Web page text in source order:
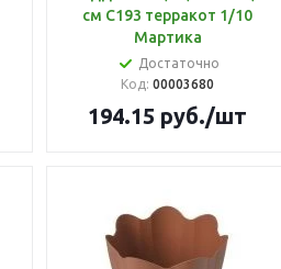
см С193 терракот 1/10
Мартика
Достаточно
Код: 00003680
194.15 руб./шт